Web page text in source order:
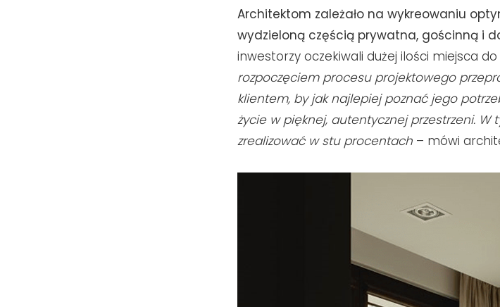
Architektom zależało na wykreowaniu
wydzieloną częścią prywatna, gościnną i
inwestorzy oczekiwali dużej ilości miejsca
rozpoczęciem procesu projektowego
klientem, by jak najlepiej poznać jego
życie w pięknej, autentycznej przestrzeni. W
zrealizować w stu procentach – mówi